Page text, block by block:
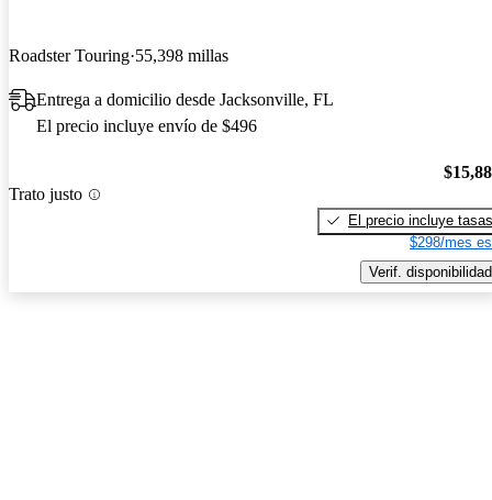
Roadster Touring 55,398 millas
Entrega a domicilio desde Jacksonville, FL
El precio incluye envío de $496
Trato justo
El precio incluye tasas
$298/mes
Verif. disponibilidad